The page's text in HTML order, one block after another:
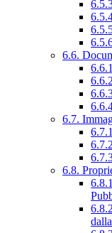
6.6.
6.7.
6.8.